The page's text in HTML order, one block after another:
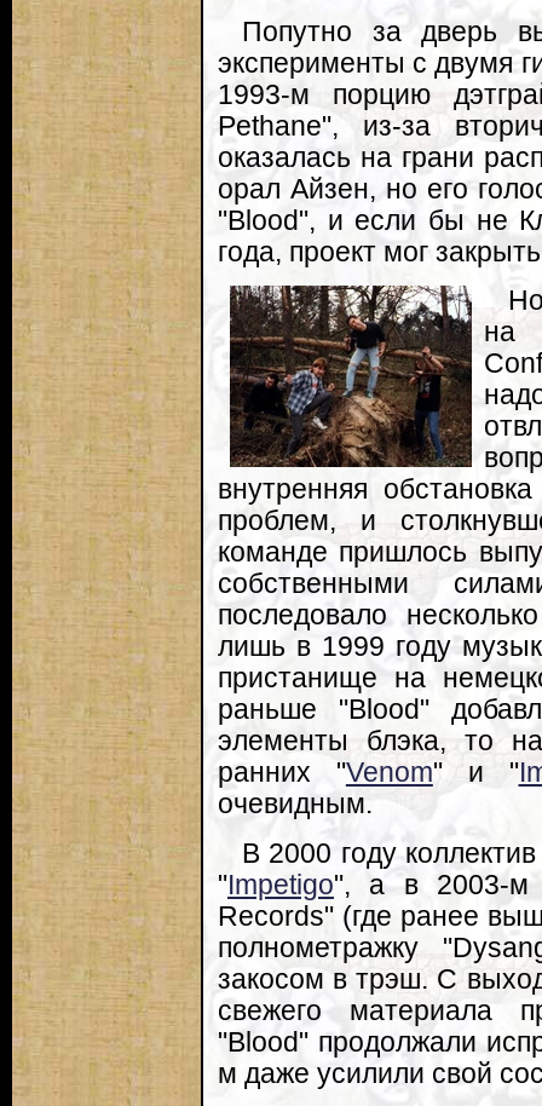
Попутно за дверь
эксперименты с двумя
1993-м порцию
Pethane", из-за
оказалась на грани
орал Айзен, но его
"Blood", и если бы не
года, проект мог
на
внутренняя
проблем, и
команде пришлось
собственными
последовало
лишь в 1999 году
пристанище на
раньше "Blood"
элементы блэка, то
ранних "Venom" и "
очевидным.
В 2000 году
"Impetigo", а в 2003-м
Records" (где ранее
полнометражку
закосом в трэш. С
свежего материала
"Blood" продолжали
м даже усилили свой